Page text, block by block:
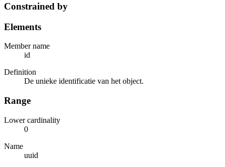
Constrained by
Elements
Member name
id
Definition
De unieke identificatie van het object.
Range
Lower cardinality
0
Name
uuid